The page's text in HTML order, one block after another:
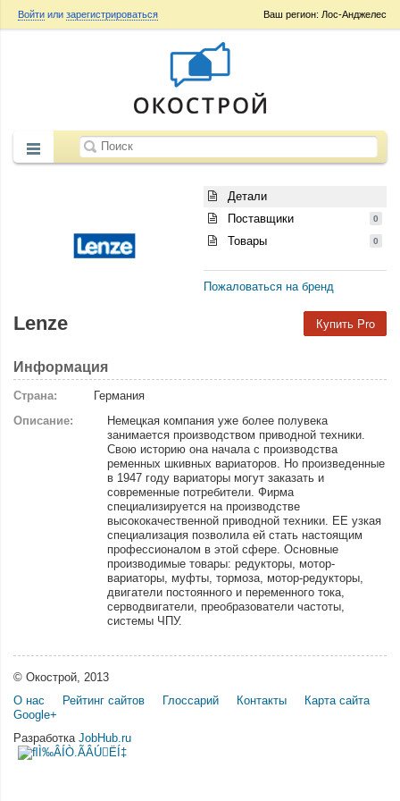
Ваш регион: Лос-Анджелес
Войти или зарегистрироваться
Детали
Поставщики
0
Товары 0
Пожаловаться на бренд
Купить Pro
Lenze
Информация
Страна:
Германия
Описание:
Немецкая компания уже более полувека
занимается производством приводной техники.
Свою историю она начала с производства
ременных шкивных вариаторов. Но произведенные
в 1947 году вариаторы могут заказать и
современные потребители. Фирма
специализируется на производстве
высококачественной приводной техники. ЕЕ узкая
специализация позволила ей стать настоящим
профессионалом в этой сфере. Основные
производимые товары: редукторы, мотор-
вариаторы, муфты, тормоза, мотор-редукторы,
двигатели постоянного и переменного тока,
серводвигатели, преобразователи частоты,
системы ЧПУ.
© Окострой, 2013
О нас
Рейтинг сайтов Глоссарий Контакты
Карта сайта
Google+
Разработка JobHub.ru